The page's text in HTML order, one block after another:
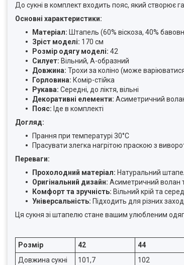
До сукні в комплект входить пояс, який створює
Основні характеристики:
Матеріал: Штапель (60% віскоза, 40%
Зріст моделі: 170 см
Розмір одягу моделі: 42
Силует: Вільний, А-образний
Довжина: Трохи за коліно (може
Горловина: Комір-стійка
Рукава: Середні, до ліктя, вільні
Декоративні елементи: Асиметричний
Пояс: Іде в комплекті
Догляд:
Прання при температурі 30°C
Прасувати злегка нагрітою праскою з
Переваги:
Прохолодний матеріал: Натуральний
Оригінальний дизайн: Асиметричний волан
Комфорт та зручність: Вільний крій та
Універсальність: Підходить для різних
Ця сукня зі штапелю стане вашим улюбленим
Розмір 42 44
Довжина сукні
101,7 102